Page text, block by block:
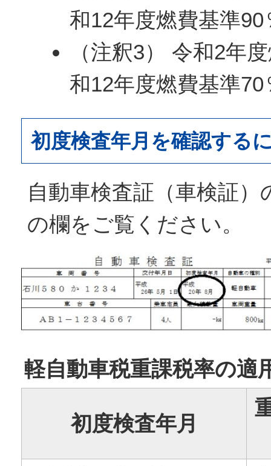
和12年度燃費基準90
（注釈3） 令和2年
和12年度燃費基準70
初度検査年月を確認する
自動車検査証（車検証）
の欄をご覧ください。
軽自動車税重課税率の適
初度検査年月